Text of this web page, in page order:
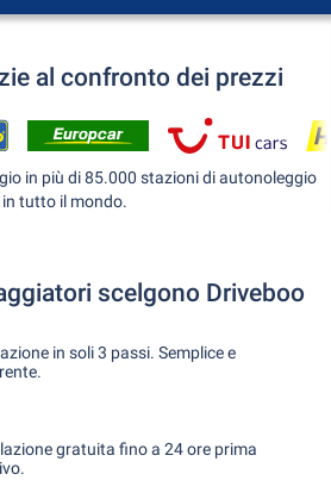
al confronto dei prezzi
in più di 85.000 stazioni di autonoleggio
in tutto il mondo.
scelgono Driveboo
in soli 3 passi. Semplice e
gratuita fino a 24 ore prima